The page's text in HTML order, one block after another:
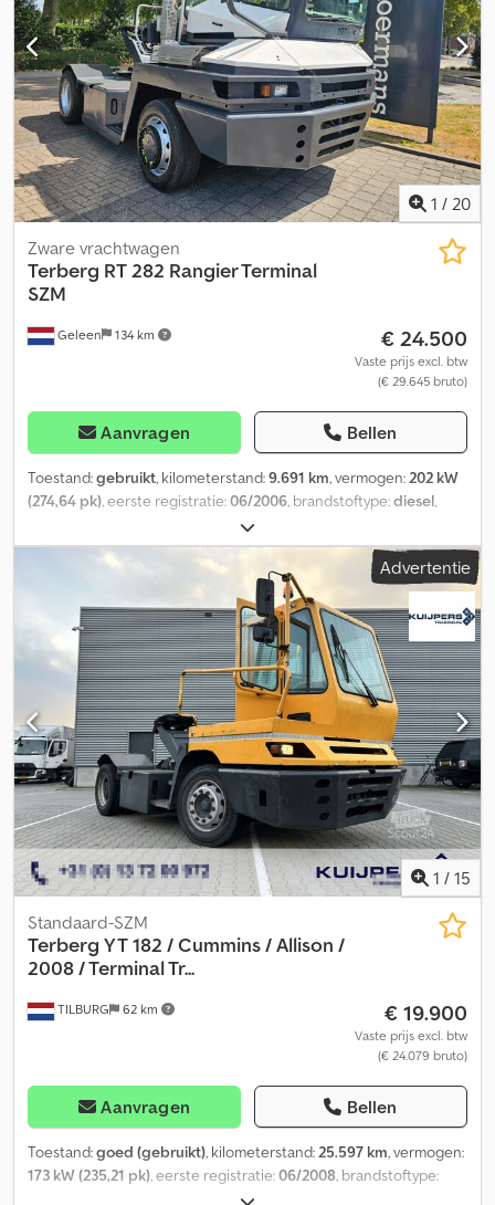
1 / 20
Geleen 134 km
Zware vrachtwagen
Terberg RT 282 Rangier Terminal
SZM
€ 24.500
Vaste prijs excl. btw
(€ 29.645 bruto)
Aanvragen Bellen
Toestand:gebruikt, kilometerstand:9.691 km, vermogen:202 kW
(274,64 pk), eerste registratie:06/2006, brandstoftype:diesel,
, asconfiguratie:
soort overbrenging:automatisch, Terberg RT 282 4x4 Rangier-
Terminal SZM Baujahr:2006 9.691 Arbeits Std. Automatisches ZF
6WG260 Getriebe 6 Gänge Vorwerts und 3 Gänge Ruckwerts
Stahlfederung Vorne,Luftfederung Hinten Fahrersaule Um 180°
Drehbar Dodpfxezngvre Afzsck Reifen: 315/60 R22,5 100% Motor:
Mercedes 275 Ps. 6 Cyl.Diesel Hiedrauliek Anschluss
Transportmassen: L-500 Cm. B-255 Cm. H-300 Cm. Fuer Videos
Kunnen Sie Whatsapp Schicken Nach Irrtümer / Schreibfehler
und Zwischenverkauf Vorbehalten
Advertentie
1 / 15
TILBURG 62 km
Standaard-SZM
Terberg YT 182 / Cummins / Allison /
2008 / Terminal Tr...
€ 19.900
Vaste prijs excl. btw
(€ 24.079 bruto)
Aanvragen Bellen
Toestand:goed (gebruikt), kilometerstand:25.597 km, vermogen:
173 kW (235,21 pk), eerste registratie:06/2008, brandstoftype:
280 / 75 / R22.5